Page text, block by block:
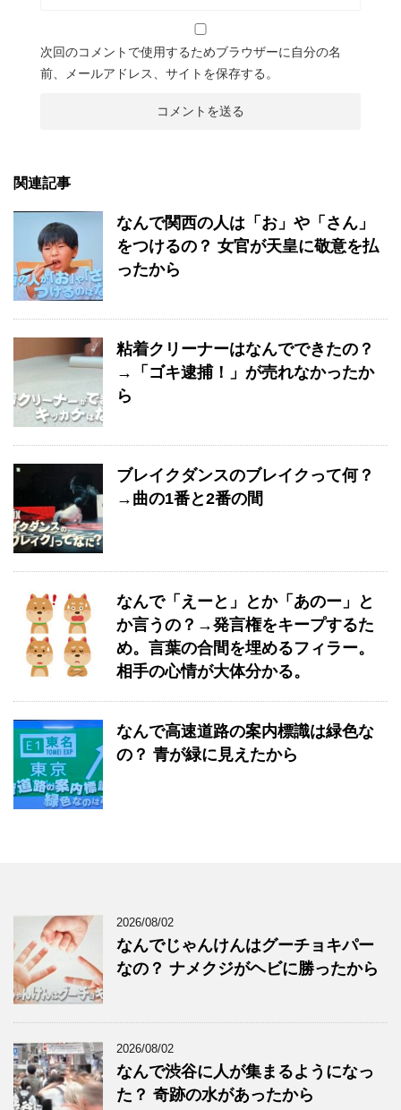
次回のコメントで使用するためブラウザーに自分の名
前、メールアドレス、サイトを保存する。
関連記事
なんで関西の人は「お」や「さん」
をつけるの？ 女官が天皇に敬意を払
ったから
粘着クリーナーはなんでできたの？
→「ゴキ逮捕！」が売れなかったか
ら
ブレイクダンスのブレイクって何？
→曲の1番と2番の間
なんで「えーと」とか「あのー」と
か言うの？→発言権をキープするた
め。言葉の合間を埋めるフィラー。
相手の心情が大体分かる。
なんで高速道路の案内標識は緑色な
の？ 青が緑に見えたから
2026/08/02
なんでじゃんけんはグーチョキパー
なの？ ナメクジがヘビに勝ったから
2026/08/02
なんで渋谷に人が集まるようになっ
た？ 奇跡の水があったから